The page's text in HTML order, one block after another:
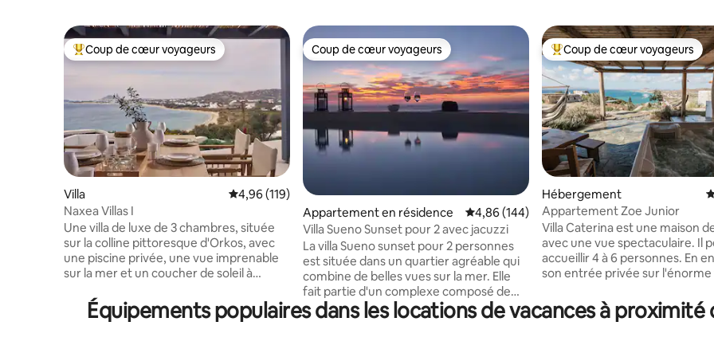
Coups de cœur voyageurs les plus appréciés
Coup de cœur voyageurs
Villa Évaluation moyenne sur la base de 119 commentaires : 4,96 sur 5
4,96 (119)
Naxea Villas I
Une villa de luxe de 3 chambres, située
sur la colline pittoresque d'Orkos, avec
une piscine privée, une vue imprenable
sur la mer et un coucher de soleil à
votre mémoire. Grâce à leur
emplacement privilégié, les villas Naxea
Coup de cœur voyageurs
Coup de cœur voyageurs
Appartement en résidence Évaluation moyenne sur la base de 144
4,86 (144)
Villa Sueno Sunset pour 2 avec jacuzzi
La villa Sueno sunset pour 2 personnes
est située dans un quartier agréable qui
combine de belles vues sur la mer. Elle
fait partie d'un complexe composé de
5 autres appartements. Elle est à
2,3 kilomètres du port de Parikia. La vieille
Coups de cœur voyageurs les
Coup de cœur voyageurs
Hébergement
Appartement Zoe Junior
Villa Caterina est une maison
avec une vue spectaculaire. Il
accueillir 4 à 6 personnes. En
son entrée privée sur
déjeuner/dîner en regardant
couchers et les levers de soleil.
Équipements populaires dans les locations de vacances à proximité